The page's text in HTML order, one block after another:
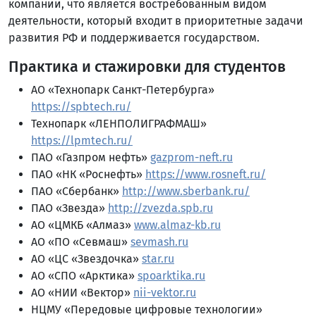
компании, что является востребованным видом
деятельности, который входит в приоритетные задачи
развития РФ и поддерживается государством.
Практика и стажировки для студентов
АО «Технопарк Санкт-Петербурга»
https://spbtech.ru/
Технопарк «ЛЕНПОЛИГРАФМАШ»
https://lpmtech.ru/
ПАО «Газпром нефть» gazprom-neft.ru
ПАО «НК «Роснефть» https://www.rosneft.ru/
ПАО «Сбербанк» http://www.sberbank.ru/
ПАО «Звезда» http://zvezda.spb.ru
АО «ЦМКБ «Алмаз» www.almaz-kb.ru
АО «ПО «Севмаш» sevmash.ru
АО «ЦС «Звездочка» star.ru
АО «СПО «Арктика» spoarktika.ru
АО «НИИ «Вектор» nii-vektor.ru
НЦМУ «Передовые цифровые технологии»